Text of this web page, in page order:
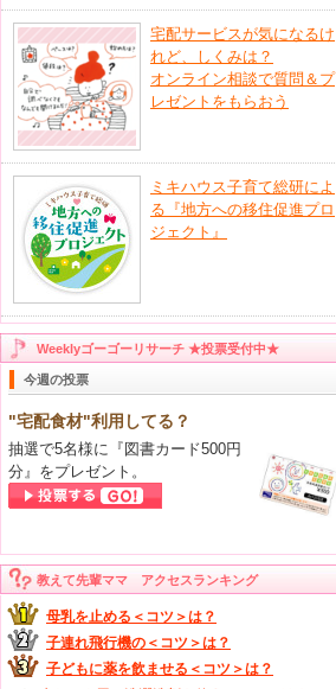
宅配サービスが気になるけ
れど、しくみは？
オンライン相談で質問＆プ
レゼントをもらおう
ミキハウス子育て総研によ
る『地方への移住促進プロ
ジェクト』
Weeklyゴーゴーリサーチ ★投票受付中★
今週の投票
"宅配食材"利用してる？
抽選で5名様に『図書カード500円
分』をプレゼント。
教えて先輩ママ アクセスランキング
母乳を止める＜コツ＞は？
子連れ飛行機の＜コツ＞は？
子どもに薬を飲ませる＜コツ＞は？